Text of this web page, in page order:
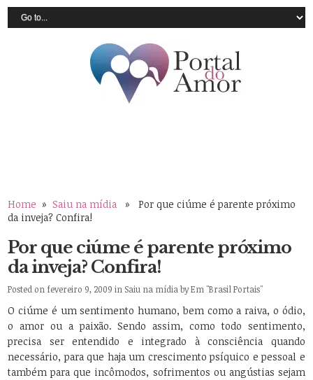
Home »Saiu na mídia » Por que ciúme é parente próximo
da inveja? Confira!
Por que ciúme é parente próximo
da inveja? Confira!
Posted on fevereiro 9, 2009 in Saiu na mídia byEm "Brasil Portais"
O ciúme é um sentimento humano, bem como a raiva, o ódio,
o amor ou a paixão. Sendo assim, como todo sentimento,
precisa ser entendido e integrado à consciência quando
necessário, para que haja um crescimento psíquico e pessoal e
também para que incômodos, sofrimentos ou angústias sejam